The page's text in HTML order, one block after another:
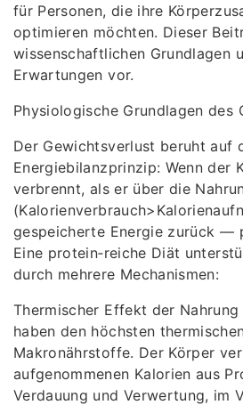
für Personen, die ihre
optimieren möchten. Dieser
wissenschaftlichen Grundlagen
Erwartungen vor.
Physiologische Grundlagen des
Der Gewichtsverlust beruht auf
Energiebilanzprinzip: Wenn der
verbrennt, als er über die
gespeicherte Energie zurück —
Eine protein‑reiche Diät
durch mehrere Mechanismen:
Thermischer Effekt der Nahrung
haben den höchsten
Makronährstoffe. Der Körper
aufgenommenen Kalorien aus
Verdauung und Verwertung, im